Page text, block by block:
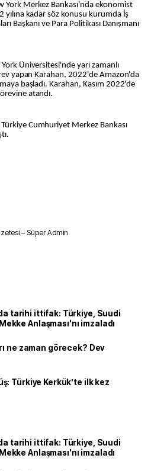
York Merkez Bankası'nda ekonomist
kadar söz konusu kurumda İş
Başkanı ve Para Politikası Danışmanı
Üniversitesi'nde yarı zamanlı
yapan Karahan, 2022'de Amazon'da
başladı. Karahan, Kasım 2022'de
atandı.
Cumhuriyet Merkez Bankası
– Süper Admin
tarihi ittifak: Türkiye, Suudi
Anlaşması'nı imzaladı
ne zaman görecek? Dev
Türkiye Kerkük’te ilk kez
tarihi ittifak: Türkiye, Suudi
Anlaşması'nı imzaladı